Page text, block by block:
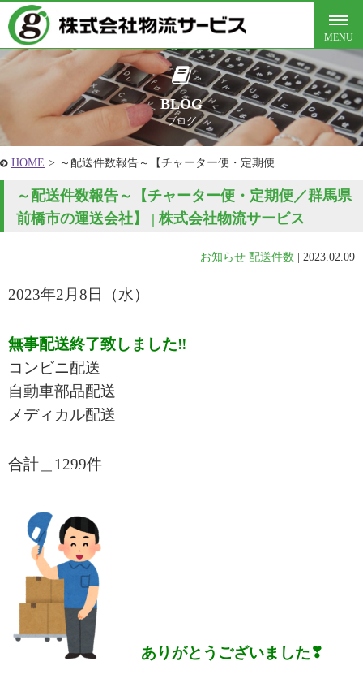
BLOG
ブログ
HOME > ～配送件数報告～【チャーター便・定期便…
～配送件数報告～【チャーター便・定期便／群馬県
前橋市の運送会社】 | 株式会社物流サービス
お知らせ 配送件数 2023.02.09
2023年2月8 日 （水）
無事配送終了致しました‼
コンビニ配送
自動車部品配送
メディカル配送
合計＿1299件
ありがとうございました❣